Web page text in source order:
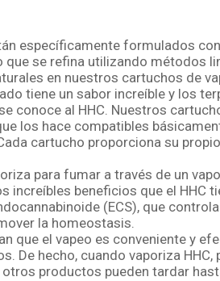
específicamente formulados
se refina utilizando métodos
en nuestros cartuchos de
tiene un sabor increíble y los
conoce al HHC. Nuestros
los hace compatibles
cartucho proporciona su
para fumar a través de un
increíbles beneficios que el HHC
(ECS), que
la homeostasis.
que el vapeo es conveniente y
De hecho, cuando vaporiza HHC,
productos pueden tardar